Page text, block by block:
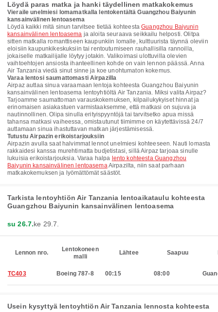
Löydä paras matka ja hanki täydellinen matkakokemus
Vieraile unelmiesi lomamatkalla lentokentältä Guangzhou Baiyunin
kansainvälinen lentoasema
Löydä kaikki mitä sinun tarvitsee tietää kohteestaGuangzhou Baiyunin
kansainvälinen lentoasema ja aloita seuraava seikkailu helposti. Olitpa
sitten matkalla romanttiseen kaupunkiin lomalle, kulttuurista täynnä oleviin
eloisiin kaupunkikeskuksiin tai rentoutumiseen rauhallisilla rannoilla,
jokaiselle matkailijalle löytyy jotakin. Valikoimasi ulottuvilla olevien
vaihtoehtojen ansiosta ihanteellinen kohde on vain lennon päässä. Anna
Air Tanzania viedä sinut sinne ja koe unohtumaton kokemus.
Varaa lentosi saumattomasti Airpazilla
Airpaz auttaa sinua varaamaan lentoja kohteesta Guangzhou Baiyunin
kansainvälinen lentoasema lentoyhtiöltä Air Tanzania. Miksi valita Airpaz?
Tarjoamme saumattoman varauskokemuksen, kilpailukykyiset hinnat ja
erinomaisen asiakastuen varmistaaksemme, että matkasi on sujuva ja
nautinnollinen. Olipa sinulla erityispyyntöjä tai tarvitsetko apua missä
tahansa matkasi vaiheessa, omistautunut tiimimme on käytettävissä 24/7
auttamaan sinua ihastuttavan matkan järjestämisessä.
Tutustu Airpazin erikoistarjouksiin
Airpazin avulla saat halvimmat lennot unelmiesi kohteeseen. Nauti lomasta
rakkaidesi kanssa murehtimatta budjetistasi, sillä Airpaz tarjoaa sinulle
lukuisia erikoistarjouksia. Varaa halpa lento kohteesta Guangzhou
Baiyunin kansainvälinen lentoasemaAirpazilta, niin saat parhaan
matkakokemuksen ja lyömättömät säästöt.
Tarkista lentoyhtiön Air Tanzania lentoaikataulu kohteesta
Guangzhou Baiyunin kansainvälinen lentoasema
su 26.7.ke 29.7.
Lennon nro.
Lentokoneen
malli
Lähtee Saapuu
TC403 Boeing 787-8 00:15 08:00
Usein kysyttyä lentoyhtiön Air Tanzania lennosta kohteesta